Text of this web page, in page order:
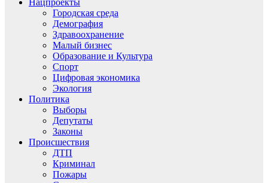
Нацпроекты
Городская среда
Демография
Здравоохранение
Малый бизнес
Образование и Культура
Спорт
Цифровая экономика
Экология
Политика
Выборы
Депутаты
Законы
Происшествия
ДТП
Криминал
Пожары